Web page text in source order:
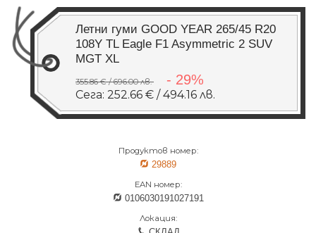
Летни гуми GOOD YEAR 265/45 R20
108Y TL Eagle F1 Asymmetric 2 SUV
MGT XL
355.86 € / 696.00 лв. - 29%
Сега: 252.66 € / 494.16 лв.
Продуктов номер:
29889
EAN номер:
0106030191027191
Локация: